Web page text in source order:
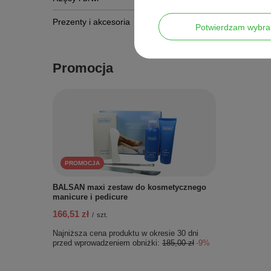
Prezenty i akcesoria
Promocja
PROMOCJA
BALSAN maxi zestaw do kosmetycznego
manicure i pedicure
166,51 zł / szt.
Najniższa cena produktu w okresie 30 dni
przed wprowadzeniem obniżki: 185,00 zł -9%
1
Kliknij
Potwierdzam